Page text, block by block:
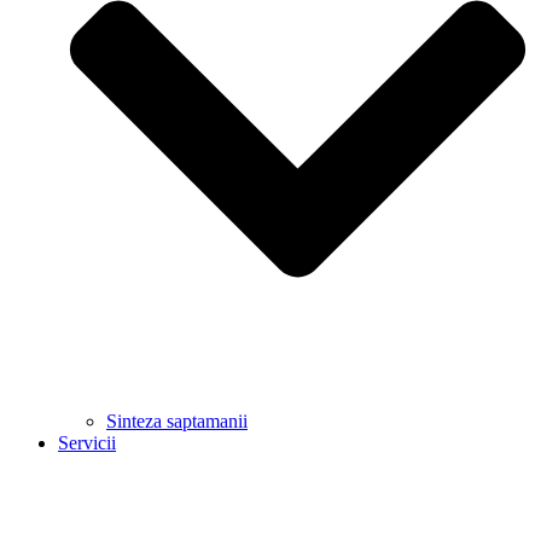
Sinteza saptamanii
Servicii